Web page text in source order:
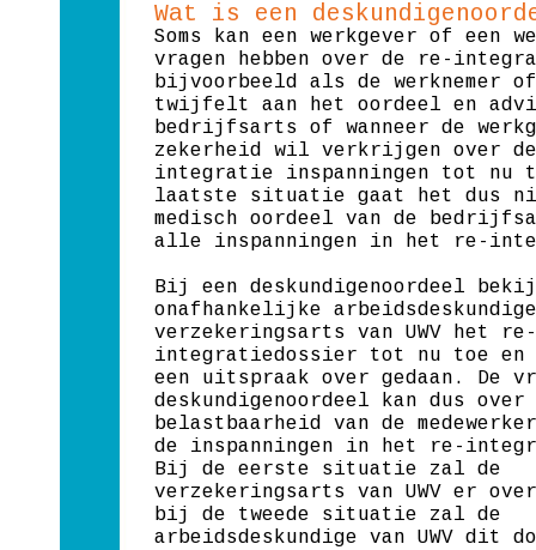
Wat is een
Soms kan een werkgever of een
vragen hebben over de re-
bijvoorbeeld als de werknemer
twijfelt aan het oordeel en
bedrijfsarts of wanneer de
zekerheid wil verkrijgen over
integratie inspanningen tot
laatste situatie gaat het dus
medisch oordeel van de
alle inspanningen in het re-
Bij een deskundigenoordeel
onafhankelijke
verzekeringsarts van UWV het re-
integratiedossier tot nu toe en
een uitspraak over gedaan. De
deskundigenoordeel kan dus over
belastbaarheid van de
de inspanningen in het re-
Bij de eerste situatie zal de
verzekeringsarts van UWV er
bij de tweede situatie zal de
arbeidsdeskundige van UWV dit